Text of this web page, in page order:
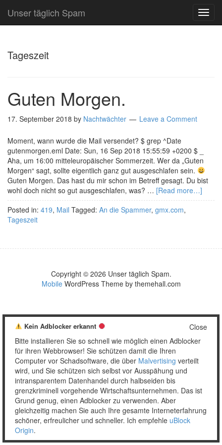
Unser täglich Spam
Tageszeit
Guten Morgen.
17. September 2018 by Nachtwächter Leave a Comment
Moment, wann wurde die Mail versendet? $ grep ^Date
gutenmorgen.eml Date: Sun, 16 Sep 2018 15:55:59 +0200 $ _
Aha, um 16:00 mitteleuropäischer Sommerzeit. Wer da „Guten
Morgen“ sagt, sollte eigentlich ganz gut ausgeschlafen sein.
Guten Morgen. Das hast du mir schon im Betreff gesagt. Du bist
wohl doch nicht so gut ausgeschlafen, was? … [Read more…]
Posted in: 419, Mail Tagged: An die Spammer, gmx.com,
Tageszeit
Copyright © 2026 Unser täglich Spam.
MobileWordPress Theme by themehall.com
Close
Kein Adblocker erkannt
Bitte installieren Sie so schnell wie möglich einen Adblocker
für ihren Webbrowser! Sie schützen damit die Ihren
Computer vor Schadsoftware, die über Malvertising verteilt
wird, und Sie schützen sich selbst vor Ausspähung und
intransparentem Datenhandel durch halbseiden bis
grenzkriminell vorgehende Wirtschaftsunternehmen. Das ist
Grund genug, einen Adblocker zu verwenden. Aber
gleichzeitig machen Sie auch Ihre gesamte Interneterfahrung
schöner, erfreulicher und schneller. Ich empfehle uBlock
Origin.